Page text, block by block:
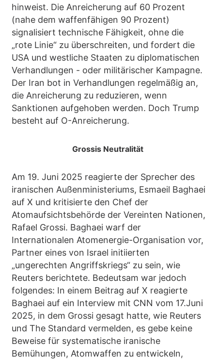
hinweist. Die Anreicherung auf 60 Prozent
(nahe dem waffenfähigen 90 Prozent)
signalisiert technische Fähigkeit, ohne die
„rote Linie“ zu überschreiten, und fordert die
USA und westliche Staaten zu diplomatischen
Verhandlungen - oder militärischer Kampagne.
Der Iran bot in Verhandlungen regelmäßig an,
die Anreicherung zu reduzieren, wenn
Sanktionen aufgehoben werden. Doch Trump
besteht auf O-Anreicherung.
Grossis Neutralität
Am 19. Juni 2025 reagierte der Sprecher des
iranischen Außenministeriums, Esmaeil Baghaei
auf X und kritisierte den Chef der
Atomaufsichtsbehörde der Vereinten Nationen,
Rafael Grossi. Baghaei warf der
Internationalen Atomenergie-Organisation vor,
Partner eines von Israel initiierten
„ungerechten Angriffskriegs“ zu sein, wie
Reuters berichtete. Bedeutsam war jedoch
folgendes: In einem Beitrag auf X reagierte
Baghaei auf ein Interview mit CNN vom 17.Juni
2025, in dem Grossi gesagt hatte, wie Reuters
und The Standard vermelden, es gebe keine
Beweise für systematische iranische
Bemühungen, Atomwaffen zu entwickeln,